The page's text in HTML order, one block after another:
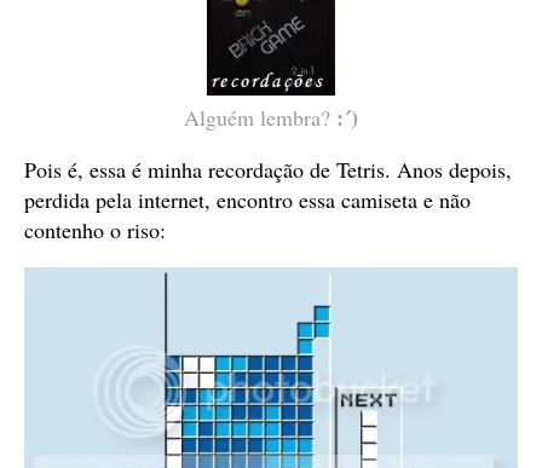
Alguém lembra? :´)
Pois é, essa é minha recordação de Tetris. Anos depois,
perdida pela internet, encontro essa camiseta e não
contenho o riso: